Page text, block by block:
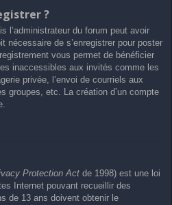
?
l’administrateur du forum peut avoir
nécessaire de s’enregistrer pour poster
vous permet de bénéficier
inaccessibles aux invités comme les
privée, l’envoi de courriels aux
groupes, etc. La création d’un compte
Protection Act de 1998) est une loi
Internet pouvant recueillir des
de 13 ans doivent obtenir le